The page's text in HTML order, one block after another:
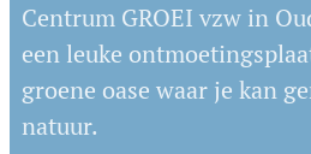
Centrum GROEI vzw in
een leuke
groene oase waar je kan
natuur.